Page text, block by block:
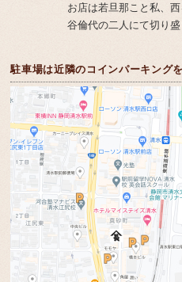
お店は若旦那こと私、
谷倫代の二人にて切り盛
駐車場は近隣のコインパーキング